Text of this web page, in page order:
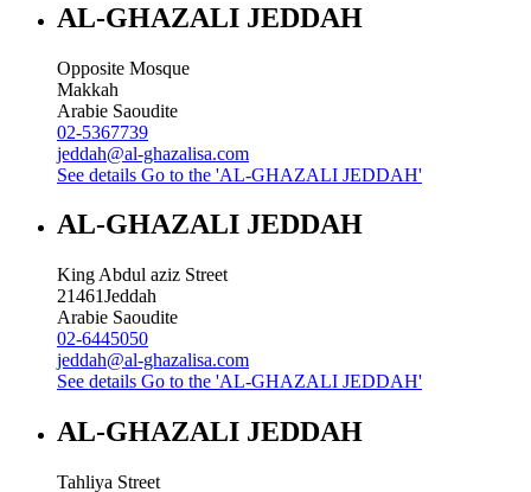
AL-GHAZALI JEDDAH
Opposite Mosque
Makkah
Arabie Saoudite
02-5367739
jeddah@al-ghazalisa.com
See details Go to the 'AL-GHAZALI JEDDAH'
AL-GHAZALI JEDDAH
King Abdul aziz Street
21461Jeddah
Arabie Saoudite
02-6445050
jeddah@al-ghazalisa.com
See details Go to the 'AL-GHAZALI JEDDAH'
AL-GHAZALI JEDDAH
Tahliya Street